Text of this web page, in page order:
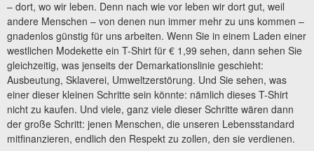
– dort, wo wir leben. Denn nach wie vor leben wir dort gut, weil
andere Menschen – von denen nun immer mehr zu uns kommen –
gnadenlos günstig für uns arbeiten. Wenn Sie in einem Laden einer
westlichen Modekette ein T-Shirt für € 1,99 sehen, dann sehen Sie
gleichzeitig, was jenseits der Demarkationslinie geschieht:
Ausbeutung, Sklaverei, Umweltzerstörung. Und Sie sehen, was
einer dieser kleinen Schritte sein könnte: nämlich dieses T-Shirt
nicht zu kaufen. Und viele, ganz viele dieser Schritte wären dann
der große Schritt: jenen Menschen, die unseren Lebensstandard
mitfinanzieren, endlich den Respekt zu zollen, den sie verdienen.